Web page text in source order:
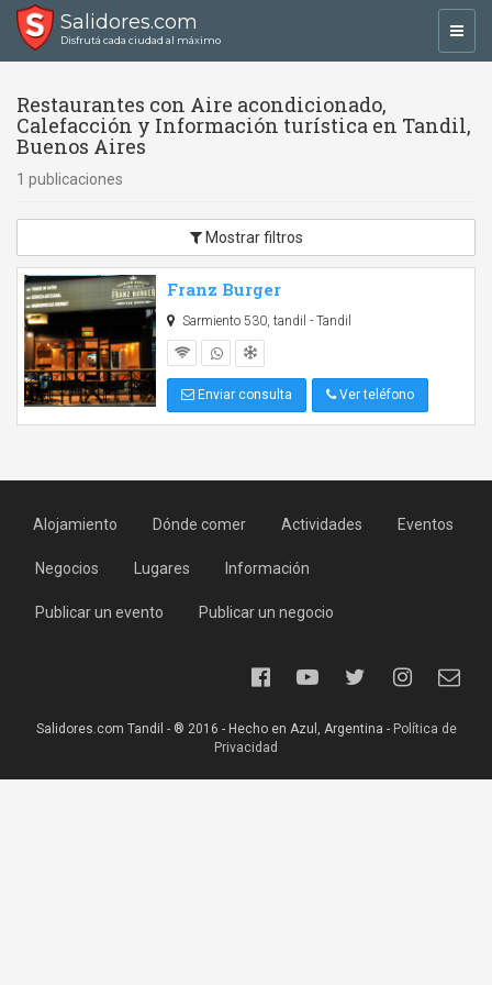
Salidores.com
Disfrutá cada ciudad al máximo
Restaurantes con Aire acondicionado,
Calefacción y Información turística en Tandil,
Buenos Aires
1 publicaciones
Mostrar filtros
Franz Burger
Sarmiento 530, tandil - Tandil
Enviar consulta Ver teléfono
Alojamiento Dónde comer Actividades Eventos
Negocios Lugares Información
Publicar un evento Publicar un negocio
Salidores.com Tandil - ® 2016 - Hecho en Azul, Argentina - Política de
Privacidad